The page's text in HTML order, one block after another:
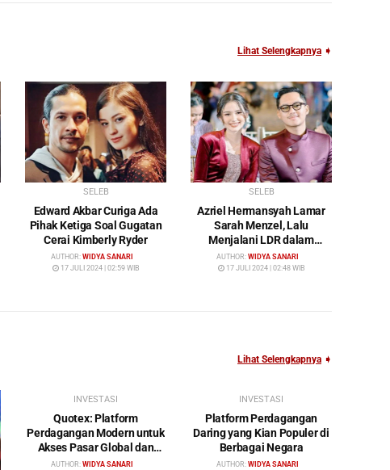
Lihat Selengkapnya ➧
SELEB
Edward Akbar Curiga Ada
Pihak Ketiga Soal Gugatan
Cerai Kimberly Ryder
AUTHOR: WIDYA SANARI
17 JULI 2024 | 02:59 WIB
SELEB
Azriel Hermansyah Lamar
Sarah Menzel, Lalu
Menjalani LDR dalam
Waktu yang Cukup Lama
AUTHOR: WIDYA SANARI
17 JULI 2024 | 02:48 WIB
Lihat Selengkapnya ➧
INVESTASI
Quotex: Platform
Perdagangan Modern untuk
Akses Pasar Global dan
Investasi Cerdas
AUTHOR: WIDYA SANARI
INVESTASI
Platform Perdagangan
Daring yang Kian Populer di
Berbagai Negara
AUTHOR: WIDYA SANARI